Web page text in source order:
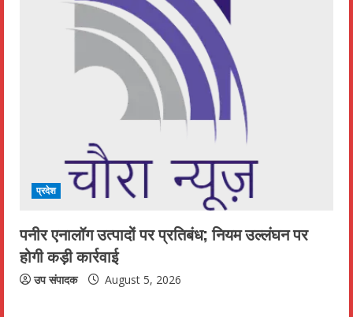
प्रदेश
पनीर एनालॉग उत्पादों पर प्रतिबंध; नियम उल्लंघन पर
होगी कड़ी कार्रवाई
उप संपादक August 5, 2026